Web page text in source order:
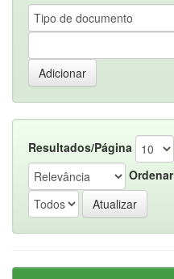
Resultados/Página
Ordenar